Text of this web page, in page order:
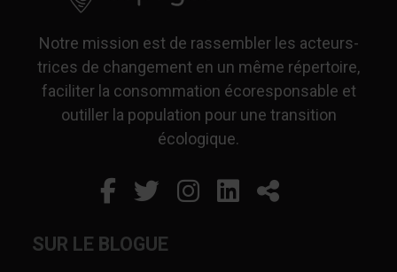
Notre mission est de rassembler les acteurs-
trices de changement en un même répertoire,
faciliter la consommation écoresponsable et
outiller la population pour une transition
écologique.
Facebook
Ce lien s'ouvrira dans
Twitter
Ce lien s'ouvrira
Instagram
Ce lien s'ouvrira
LinkedIn
Ce lien
Partager
SUR LE BLOGUE